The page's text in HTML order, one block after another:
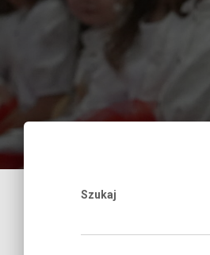
Szukaj